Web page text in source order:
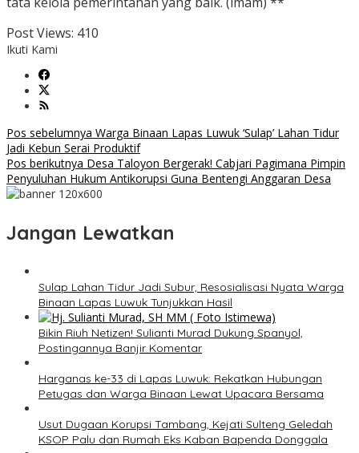
Post Views: 410
Ikuti Kami
Navigasi
pos
Pos sebelumnya Warga Binaan Lapas Luwuk ‘Sulap’ Lahan Tidur
Jadi Kebun Serai Produktif
Pos berikutnya Desa Taloyon Bergerak! Cabjari Pagimana Pimpin
Penyuluhan Hukum Antikorupsi Guna Bentengi Anggaran Desa
Jangan Lewatkan
Sulap Lahan Tidur Jadi Subur, Resosialisasi Nyata Warga
Binaan Lapas Luwuk Tunjukkan Hasil
Bikin Riuh Netizen! Sulianti Murad Dukung Spanyol,
Postingannya Banjir Komentar
Harganas ke-33 di Lapas Luwuk: Rekatkan Hubungan
Petugas dan Warga Binaan Lewat Upacara Bersama
Usut Dugaan Korupsi Tambang, Kejati Sulteng Geledah
KSOP Palu dan Rumah Eks Kaban Bapenda Donggala